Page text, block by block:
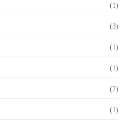
(1)
(3)
(1)
(1)
(2)
(1)